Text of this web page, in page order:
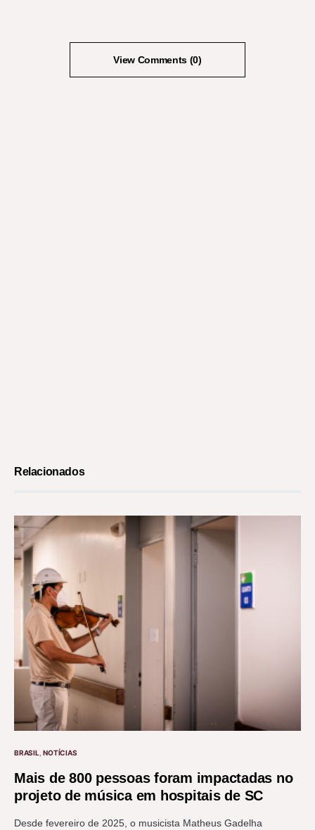
View Comments (0)
Relacionados
BRASIL NOTÍCIAS
Mais de 800 pessoas foram impactadas no
projeto de música em hospitais de SC
Desde fevereiro de 2025, o musicista Matheus Gadelha